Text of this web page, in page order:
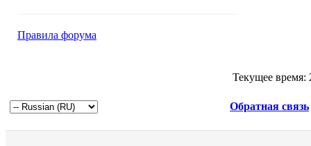
Правила форума
Текущее время:
Обратная связь